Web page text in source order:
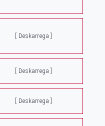
[ Deskarrega ]
[ Deskarrega ]
[ Deskarrega ]